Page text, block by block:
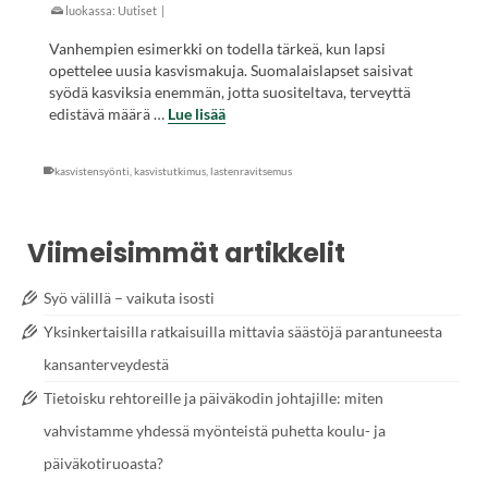
luokassa: Uutiset |
Vanhempien esimerkki on todella tärkeä, kun lapsi
opettelee uusia kasvismakuja. Suomalaislapset saisivat
syödä kasviksia enemmän, jotta suositeltava, terveyttä
edistävä määrä … Lue lisää
kasvistensyönti kasvistutkimus lastenravitsemus
Viimeisimmät artikkelit
Syö välillä – vaikuta isosti
Yksinkertaisilla ratkaisuilla mittavia säästöjä parantuneesta
kansanterveydestä
Tietoisku rehtoreille ja päiväkodin johtajille: miten
vahvistamme yhdessä myönteistä puhetta koulu- ja
päiväkotiruoasta?